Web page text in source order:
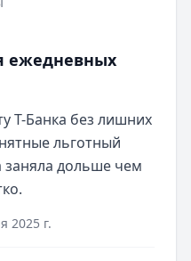
ежедневных
Т-Банка без лишних
льготный
заняла дольше чем
2025 г.